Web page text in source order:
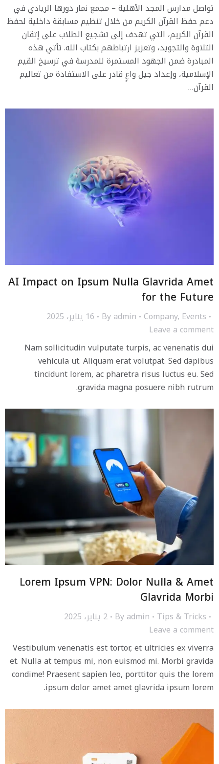
تواصل مدارس المجد الأهلية – مجمع نمار دورها الريادي في
دعم حفظ القرآن الكريم من خلال تنظيم مسابقة داخلية لحفظ
القرآن الكريم، التي تهدف إلى تشجيع الطلاب على إتقان
التلاوة والتجويد، وتعزيز ارتباطهم بكتاب الله. تأتي هذه
المبادرة ضمن الجهود المستمرة للمدرسة في ترسيخ القيم
الإسلامية، وإعداد جيل واعٍ قادر على الاستفادة من تعاليم
القرآن…
AI Impact on Ipsum Nulla Glavrida Amet
for the Future
Company, Events
Byadmin
16 يناير، 2025
Leave a comment
Nam sollicitudin vulputate turpis, ac venenatis dui
vehicula ut. Aliquam erat volutpat. Sed dapibus
tincidunt lorem, ac pharetra risus luctus eu. Sed
gravida magna posuere nibh rutrum.
Lorem Ipsum VPN: Dolor Nulla & Amet
Glavrida Morbi
Tips & Tricks
Byadmin
2 يناير، 2025
Leave a comment
Vestibulum venenatis est tortor, et ultricies ex viverra
et. Nulla at tempus mi, non euismod mi. Morbi gravida
condime! Praesent sapien leo, porttitor quis the lorem
ipsum dolor amet amet glavrida ipsum lorem.